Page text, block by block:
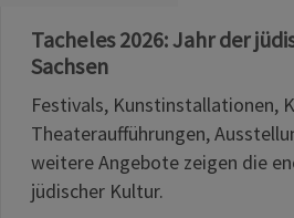
Tacheles 2026: Jahr der
Sachsen
Festivals, Kunstinstallationen,
Theateraufführungen,
weitere Angebote zeigen die
jüdischer Kultur.